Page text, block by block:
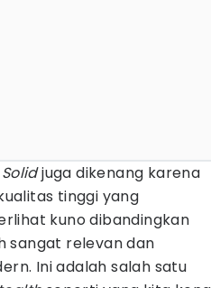
juga dikenang karena
tinggi yang
kuno dibandingkan
sangat relevan dan
Ini adalah salah satu